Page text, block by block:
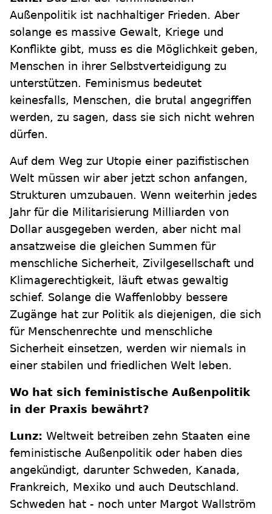
Außenpolitik ist nachhaltiger Frieden. Aber
solange es massive Gewalt, Kriege und
Konflikte gibt, muss es die Möglichkeit geben,
Menschen in ihrer Selbstverteidigung zu
unterstützen. Feminismus bedeutet
keinesfalls, Menschen, die brutal angegriffen
werden, zu sagen, dass sie sich nicht wehren
dürfen.
Auf dem Weg zur Utopie einer pazifistischen
Welt müssen wir aber jetzt schon anfangen,
Strukturen umzubauen. Wenn weiterhin jedes
Jahr für die Militarisierung Milliarden von
Dollar ausgegeben werden, aber nicht mal
ansatzweise die gleichen Summen für
menschliche Sicherheit, Zivilgesellschaft und
Klimagerechtigkeit, läuft etwas gewaltig
schief. Solange die Waffenlobby bessere
Zugänge hat zur Politik als diejenigen, die sich
für Menschenrechte und menschliche
Sicherheit einsetzen, werden wir niemals in
einer stabilen und friedlichen Welt leben.
Wo hat sich feministische Außenpolitik
in der Praxis bewährt?
Lunz: Weltweit betreiben zehn Staaten eine
feministische Außenpolitik oder haben dies
angekündigt, darunter Schweden, Kanada,
Frankreich, Mexiko und auch Deutschland.
Schweden hat - noch unter Margot Wallström